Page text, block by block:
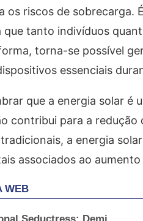
os riscos de sobrecarga.
que tanto indivíduos
torna-se possível
essenciais
que a energia solar é
contribui para a redução
a energia
associados ao